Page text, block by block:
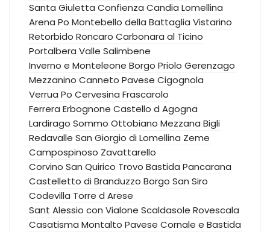
Santa Giuletta Confienza Candia Lomellina
Arena Po Montebello della Battaglia Vistarino
Retorbido Roncaro Carbonara al Ticino
Portalbera Valle Salimbene
Inverno e Monteleone Borgo Priolo Gerenzago
Mezzanino Canneto Pavese Cigognola
Verrua Po Cervesina Frascarolo
Ferrera Erbognone Castello d Agogna
Lardirago Sommo Ottobiano Mezzana Bigli
Redavalle San Giorgio di Lomellina Zeme
Campospinoso Zavattarello
Corvino San Quirico Trovo Bastida Pancarana
Castelletto di Branduzzo Borgo San Siro
Codevilla Torre d Arese
Sant Alessio con Vialone Scaldasole Rovescala
Casatisma Montalto Pavese Cornale e Bastida